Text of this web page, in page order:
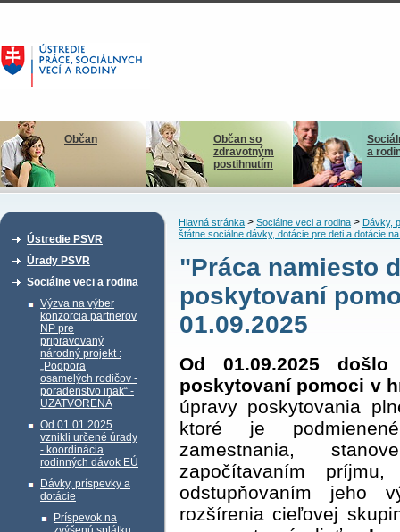
Občan
Občan so
zdravotným
postihnutím
a
Ústredie PSVR
Úrady PSVR
Sociálne veci a rodina
Výzva na výber
konzorcia partnerov
NP pre
pripravovaný
národný projekt :
„Podpora
osamelých rodičov -
poradenstvo inak“ -
UZATVORENÁ
Od 01.01.2025
vznikli určené úrady
- koordinácia
rodinných dávok EÚ
Dávky, príspevky a
dotácie
Príspevok na
Hlavná stránka> Sociálne veci a rodina> Dávky,
štátne sociálne dávky, dotácie pre deti a dotácie
"Práca namiesto
poskytovaní
01.09.2025
Od 01.09.2025
poskytovaní pomoci v
úpravy poskytovania
ktoré je
zamestnania,
započítavaním
odstupňovaním jeho
rozšírenia cieľovej